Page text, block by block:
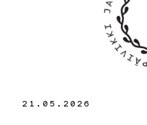
21.05.2026